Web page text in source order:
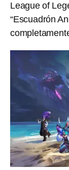
League of
“Escuadrón